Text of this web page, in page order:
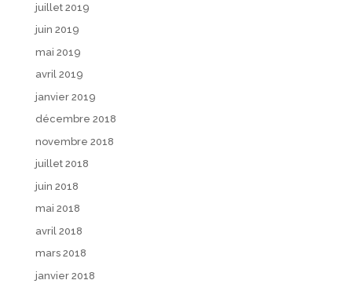
juillet 2019
juin 2019
mai 2019
avril 2019
janvier 2019
décembre 2018
novembre 2018
juillet 2018
juin 2018
mai 2018
avril 2018
mars 2018
janvier 2018